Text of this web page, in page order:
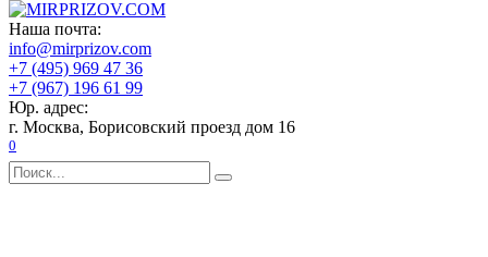
Перейти
к
содержанию
Наша почта:
info@mirprizov.com
+7 (495) 969 47 36
+7 (967) 196 61 99
Юр. адрес:
г. Москва, Борисовский проезд дом 16
0
Search
for:
Главная
Каталог
О компании
Доставка и оплата
Галерея
Отзывы
Контакты